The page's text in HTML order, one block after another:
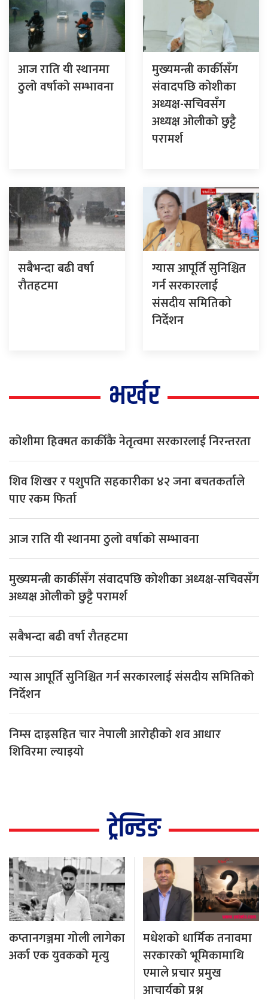
आज राति यी स्थानमा
ठुलो वर्षाको सम्भावना
मुख्यमन्त्री कार्कीसँग
संवादपछि कोशीका
अध्यक्ष-सचिवसँग
अध्यक्ष ओलीको छुट्टै
परामर्श
सबैभन्दा बढी वर्षा
रौतहटमा
ग्यास आपूर्ति सुनिश्चित
गर्न सरकारलाई
संसदीय समितिको
निर्देशन
भर्खर
कोशीमा हिक्मत कार्कीकै नेतृत्वमा सरकारलाई निरन्तरता
शिव शिखर र पशुपति सहकारीका ४२ जना बचतकर्ताले
पाए रकम फिर्ता
आज राति यी स्थानमा ठुलो वर्षाको सम्भावना
मुख्यमन्त्री कार्कीसँग संवादपछि कोशीका अध्यक्ष-सचिवसँग
अध्यक्ष ओलीको छुट्टै परामर्श
सबैभन्दा बढी वर्षा रौतहटमा
ग्यास आपूर्ति सुनिश्चित गर्न सरकारलाई संसदीय समितिको
निर्देशन
निम्स दाइसहित चार नेपाली आरोहीको शव आधार
शिविरमा ल्याइयो
ट्रेन्डिङ
कप्तानगञ्जमा गोली लागेका
अर्का एक युवकको मृत्यु
मधेशको धार्मिक तनावमा
सरकारको भूमिकामाथि
एमाले प्रचार प्रमुख
आचार्यको प्रश्न